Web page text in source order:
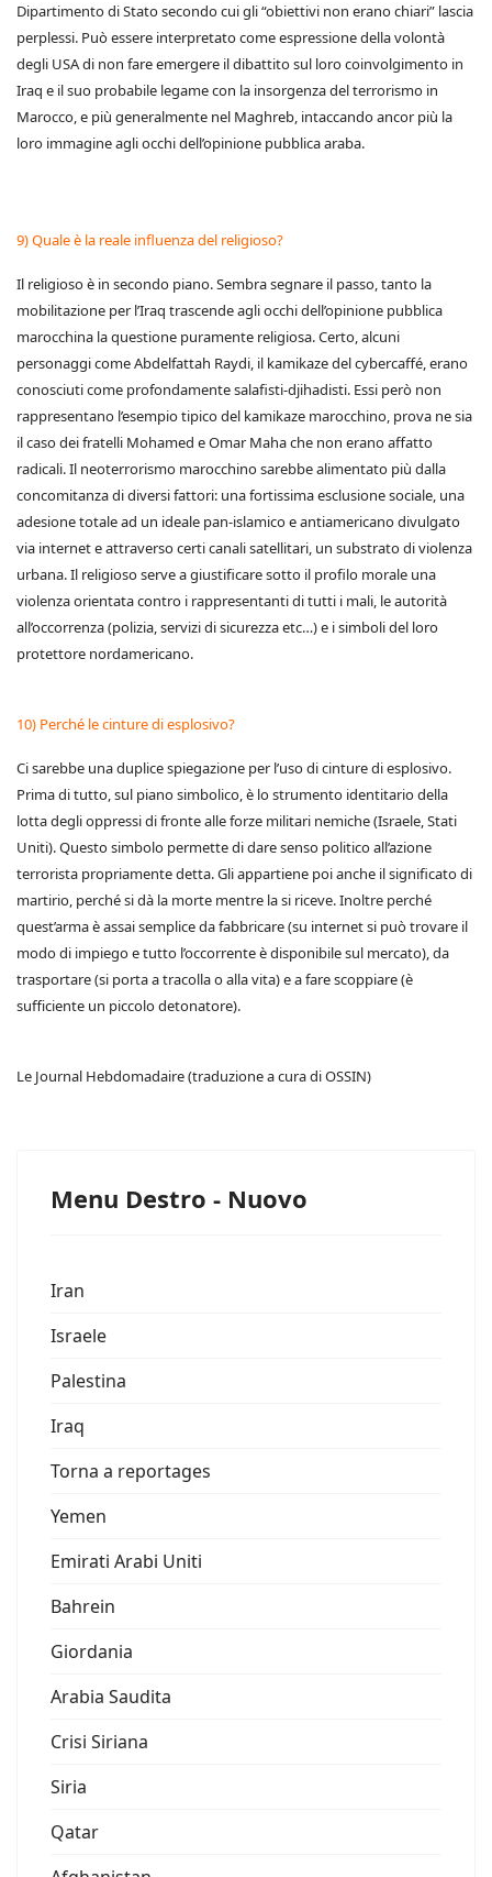
Dipartimento di Stato secondo cui gli “obiettivi non erano chiari” lascia
perplessi. Può essere interpretato come espressione della volontà
degli USA di non fare emergere il dibattito sul loro coinvolgimento in
Iraq e il suo probabile legame con la insorgenza del terrorismo in
Marocco, e più generalmente nel Maghreb, intaccando ancor più la
loro immagine agli occhi dell’opinione pubblica araba.
9) Quale è la reale influenza del religioso?
Il religioso è in secondo piano. Sembra segnare il passo, tanto la
mobilitazione per l’Iraq trascende agli occhi dell’opinione pubblica
marocchina la questione puramente religiosa. Certo, alcuni
personaggi come Abdelfattah Raydi, il kamikaze del cybercaffé, erano
conosciuti come profondamente salafisti-djihadisti. Essi però non
rappresentano l’esempio tipico del kamikaze marocchino, prova ne sia
il caso dei fratelli Mohamed e Omar Maha che non erano affatto
radicali. Il neoterrorismo marocchino sarebbe alimentato più dalla
concomitanza di diversi fattori: una fortissima esclusione sociale, una
adesione totale ad un ideale pan-islamico e antiamericano divulgato
via internet e attraverso certi canali satellitari, un substrato di violenza
urbana. Il religioso serve a giustificare sotto il profilo morale una
violenza orientata contro i rappresentanti di tutti i mali, le autorità
all’occorrenza (polizia, servizi di sicurezza etc…) e i simboli del loro
protettore nordamericano.
10) Perché le cinture di esplosivo?
Ci sarebbe una duplice spiegazione per l’uso di cinture di esplosivo.
Prima di tutto, sul piano simbolico, è lo strumento identitario della
lotta degli oppressi di fronte alle forze militari nemiche (Israele, Stati
Uniti). Questo simbolo permette di dare senso politico all’azione
terrorista propriamente detta. Gli appartiene poi anche il significato di
martirio, perché si dà la morte mentre la si riceve. Inoltre perché
quest’arma è assai semplice da fabbricare (su internet si può trovare il
modo di impiego e tutto l’occorrente è disponibile sul mercato), da
trasportare (si porta a tracolla o alla vita) e a fare scoppiare (è
sufficiente un piccolo detonatore).
Le Journal Hebdomadaire (traduzione a cura di OSSIN)
Menu Destro - Nuovo
Iran
Israele
Palestina
Iraq
Torna a reportages
Yemen
Emirati Arabi Uniti
Bahrein
Giordania
Arabia Saudita
Crisi Siriana
Siria
Qatar